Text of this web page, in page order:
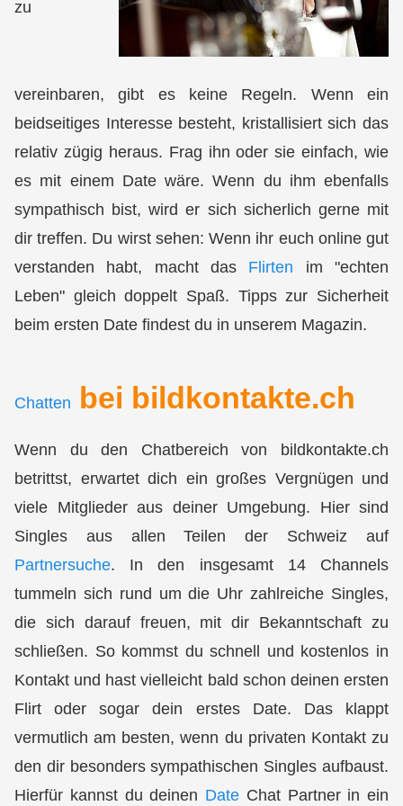
zu
vereinbaren, gibt es keine Regeln. Wenn ein
beidseitiges Interesse besteht, kristallisiert sich das
relativ zügig heraus. Frag ihn oder sie einfach, wie
es mit einem Date wäre. Wenn du ihm ebenfalls
sympathisch bist, wird er sich sicherlich gerne mit
dir treffen. Du wirst sehen: Wenn ihr euch online gut
verstanden habt, macht das Flirten im "echten
Leben" gleich doppelt Spaß. Tipps zur Sicherheit
beim ersten Date findest du in unserem Magazin.
Chatten bei bildkontakte.ch
Wenn du den Chatbereich von bildkontakte.ch
betrittst, erwartet dich ein großes Vergnügen und
viele Mitglieder aus deiner Umgebung. Hier sind
Singles aus allen Teilen der Schweiz auf
Partnersuche. In den insgesamt 14 Channels
tummeln sich rund um die Uhr zahlreiche Singles,
die sich darauf freuen, mit dir Bekanntschaft zu
schließen. So kommst du schnell und kostenlos in
Kontakt und hast vielleicht bald schon deinen ersten
Flirt oder sogar dein erstes Date. Das klappt
vermutlich am besten, wenn du privaten Kontakt zu
den dir besonders sympathischen Singles aufbaust.
Hierfür kannst du deinen Date Chat Partner in ein